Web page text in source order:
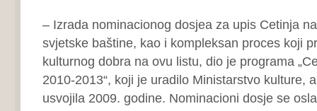
– Izrada nominacionog dosjea za upis Cetinja
svjetske baštine, kao i kompleksan proces koji
kulturnog dobra na ovu listu, dio je programa
2010-2013“, koji je uradilo Ministarstvo kulture,
usvojila 2009. godine. Nominacioni dosje se